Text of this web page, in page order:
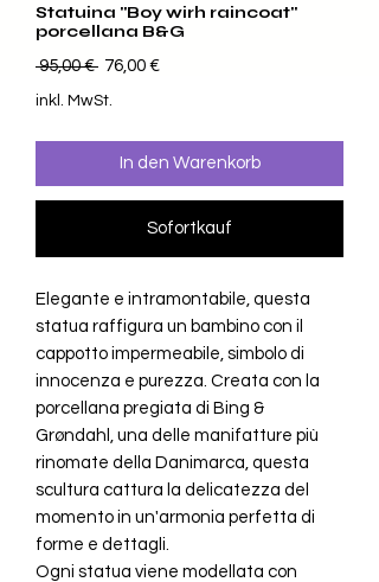
Statuina "Boy wirh raincoat"
porcellana B&G
95,00 € Standardpreis
76,00 €Sale-Preis
inkl. MwSt.
In den Warenkorb
Sofortkauf
Elegante e intramontabile, questa
statua raffigura un bambino con il
cappotto impermeabile, simbolo di
innocenza e purezza. Creata con la
porcellana pregiata di Bing &
Grøndahl, una delle manifatture più
rinomate della Danimarca, questa
scultura cattura la delicatezza del
momento in un'armonia perfetta di
forme e dettagli.
Ogni statua viene modellata con